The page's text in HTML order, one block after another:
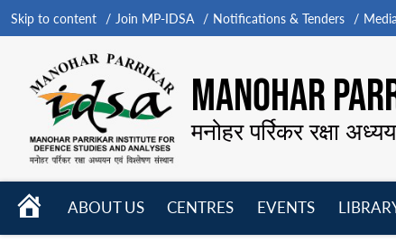
Skip to content Join MP-IDSA Notifications & Tenders
MANOHAR
मनोहर पर्रिकर रक्षा
HOME
ABOUT US
CENTRES
EVENTS